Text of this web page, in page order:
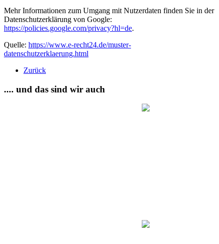
Mehr Informationen zum Umgang mit Nutzerdaten finden Sie in der
Datenschutzerklärung von Google:
https://policies.google.com/privacy?hl=de.
Quelle: https://www.e-recht24.de/muster-
datenschutzerklaerung.html
Zurück
.... und das sind wir auch